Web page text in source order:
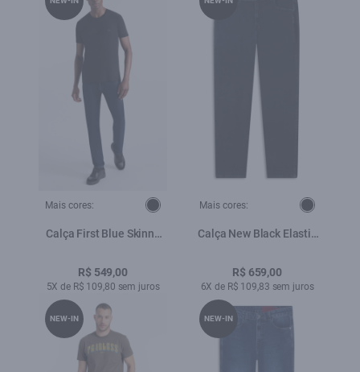
Mais cores:
Calça First Blue Skinny
R$ 549,00
5X de R$ 109,80 sem juros
Mais cores:
Calça New Black Elastic
Black C/ Rede
R$ 659,00
6X de R$ 109,83 sem juros
NEW-IN NEW-IN